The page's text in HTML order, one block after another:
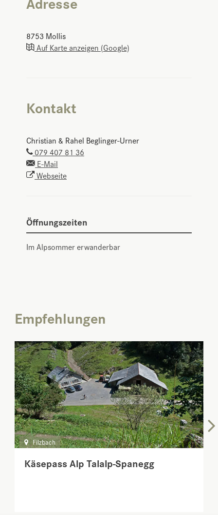
8753 Mollis
Auf Karte anzeigen (Google)
Kontakt
Christian & Rahel Beglinger-Urner
079 407 81 36
E-Mail
Webseite
Öffnungszeiten
Im Alpsommer erwanderbar
Empfehlungen
Käsepass Alp Talalp-Spanegg
Filzbach